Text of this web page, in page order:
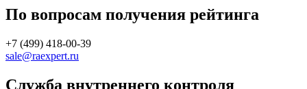
По вопросам получения рейтинга
+7 (499) 418-00-39
sale@raexpert.ru
Служба внутреннего контроля